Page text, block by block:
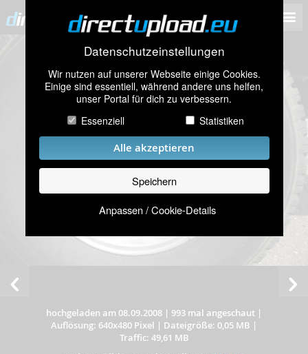
Datenschutzeinstellungen
Wir nutzen auf unserer Webseite einige Cookies.
Einige sind essentiell, während andere uns helfen,
unser Portal für dich zu verbessern.
Essenziell
Statistiken
Alle akzeptieren
Speichern
Anpassen / Cookie-Details
hochgeladen am 08.09.2008 | 993 mal angeschaut |
Auflösung: 640x480 Pixel | Dateigröße: 0,05 MB |
Traffic: 49,61 MB